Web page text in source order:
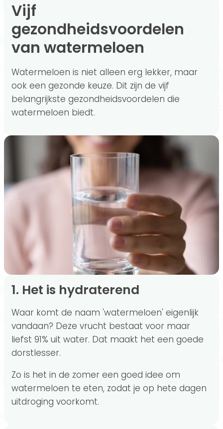
Vijf
gezondheidsvoordelen
van watermeloen
Watermeloen is niet alleen erg lekker, maar
ook een gezonde keuze. Dit zijn de vijf
belangrijkste gezondheidsvoordelen die
watermeloen biedt.
1. Het is hydraterend
Waar komt de naam 'watermeloen' eigenlijk
vandaan? Deze vrucht bestaat voor maar
liefst 91% uit water. Dat maakt het een goede
dorstlesser.
Zo is het in de zomer een goed idee om
watermeloen te eten, zodat je op hete dagen
uitdroging voorkomt.